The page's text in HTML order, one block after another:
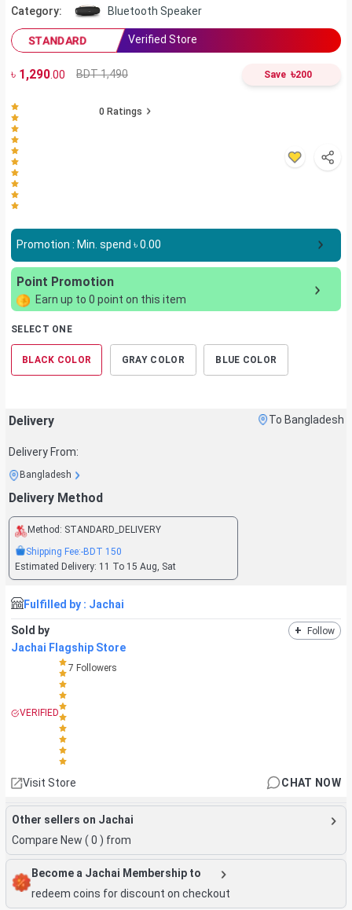
Category: Bluetooth Speaker
STANDARD Verified Store
৳ 1,290.00 BDT 1,490 Save ৳200
0 Ratings
Promotion : Min. spend ৳0.00
Point Promotion
Earn up to 0 point on this item
SELECT ONE
BLACK COLOR GRAY COLOR BLUE COLOR
Delivery To Bangladesh
Delivery From:
Bangladesh
Delivery Method
Method: STANDARD_DELIVERY
Shipping Fee:-BDT 150
Estimated Delivery: 11 To 15 Aug, Sat
Fulfilled by : Jachai
Sold by + Follow
Jachai Flagship Store
VERIFIED
7 Followers
Visit Store CHAT NOW
Other sellers on Jachai
Compare New ( 0 ) from
Become a Jachai Membership to
redeem coins for discount on checkout